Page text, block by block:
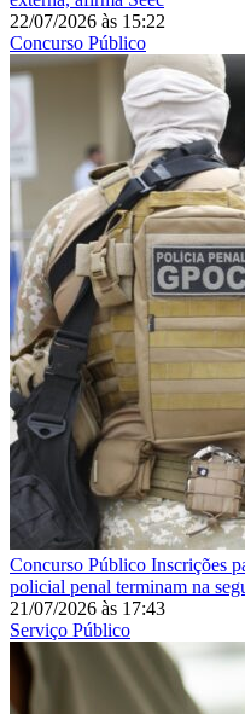
22/07/2026 às 15:22
Concurso Público
Concurso Público Inscrições
policial penal terminam na
21/07/2026 às 17:43
Serviço Público